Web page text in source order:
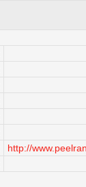
http://